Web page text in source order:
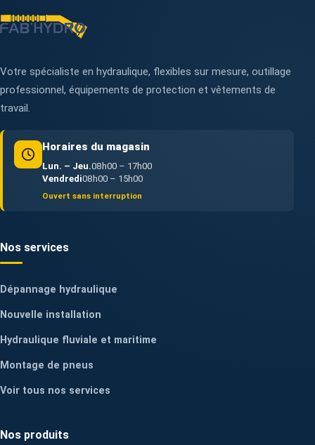
Votre spécialiste en hydraulique, flexibles sur mesure, outillage
professionnel, équipements de protection et vêtements de
travail.
Horaires du magasin
Lun. – Jeu.08h00 – 17h00
Vendredi08h00 – 15h00
Ouvert sans interruption
Nos services
Dépannage hydraulique
Nouvelle installation
Hydraulique fluviale et maritime
Montage de pneus
Voir tous nos services
Nos produits